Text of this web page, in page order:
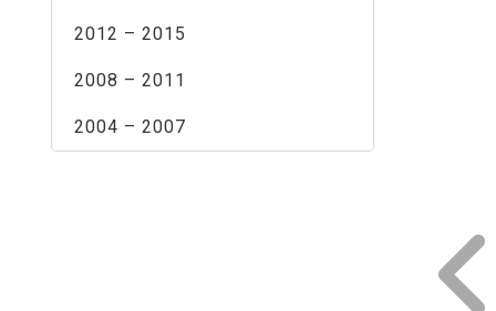
2012 – 2015
2008 – 2011
2004 – 2007